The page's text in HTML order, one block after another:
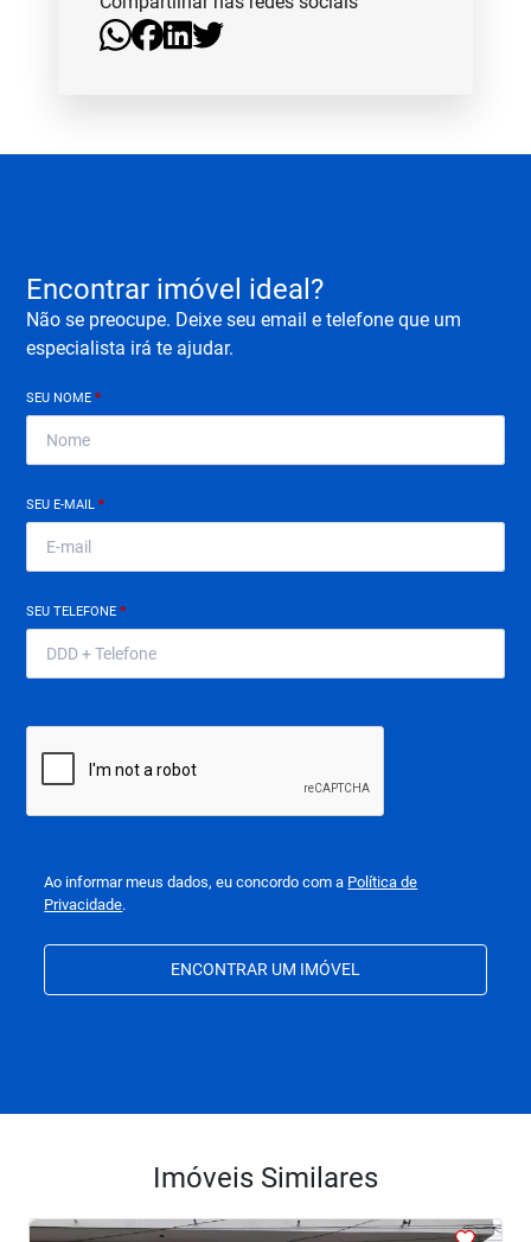
Encontrar imóvel ideal?
Não se preocupe. Deixe seu email e telefone que um
especialista irá te ajudar.
SEU NOME*
SEU E-MAIL*
SEU TELEFONE*
Ao informar meus dados, eu concordo com a Política de
Privacidade.
ENCONTRAR UM IMÓVEL
Imóveis Similares
<<<<